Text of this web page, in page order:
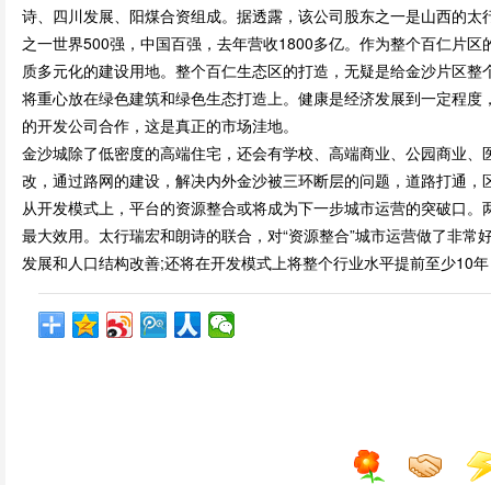
诗、四川发展、阳煤合资组成。据透露，该公司股东之一是山西的
之一世界500强，中国百强，去年营收1800多亿。作为整个百仁片
质多元化的建设用地。整个百仁生态区的打造，无疑是给金沙片区
将重心放在绿色建筑和绿色生态打造上。健康是经济发展到一定程
的开发公司合作，这是真正的市场洼地。
金沙城除了低密度的高端住宅，还会有学校、高端商业、公园商业
改，通过路网的建设，解决内外金沙被三环断层的问题，道路打通，
从开发模式上，平台的资源整合或将成为下一步城市运营的突破口
最大效用。太行瑞宏和朗诗的联合，对“资源整合”城市运营做了非
发展和人口结构改善;还将在开发模式上将整个行业水平提前至少10